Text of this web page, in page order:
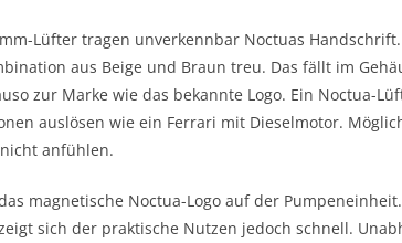
Lüfter tragen unverkennbar Noctuas
aus Beige und Braun treu. Das fällt im
zur Marke wie das bekannte Logo. Ein Noctua-
auslösen wie ein Ferrari mit Dieselmotor.
anfühlen.
magnetische Noctua-Logo auf der
sich der praktische Nutzen jedoch schnell.